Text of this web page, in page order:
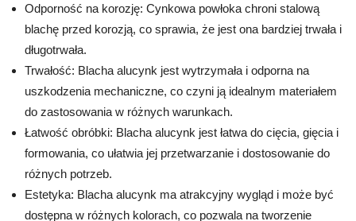
Odporność na korozję: Cynkowa powłoka chroni stalową
blachę przed korozją, co sprawia, że jest ona bardziej trwała i
długotrwała.
Trwałość: Blacha alucynk jest wytrzymała i odporna na
uszkodzenia mechaniczne, co czyni ją idealnym materiałem
do zastosowania w różnych warunkach.
Łatwość obróbki: Blacha alucynk jest łatwa do cięcia, gięcia i
formowania, co ułatwia jej przetwarzanie i dostosowanie do
różnych potrzeb.
Estetyka: Blacha alucynk ma atrakcyjny wygląd i może być
dostępna w różnych kolorach, co pozwala na tworzenie